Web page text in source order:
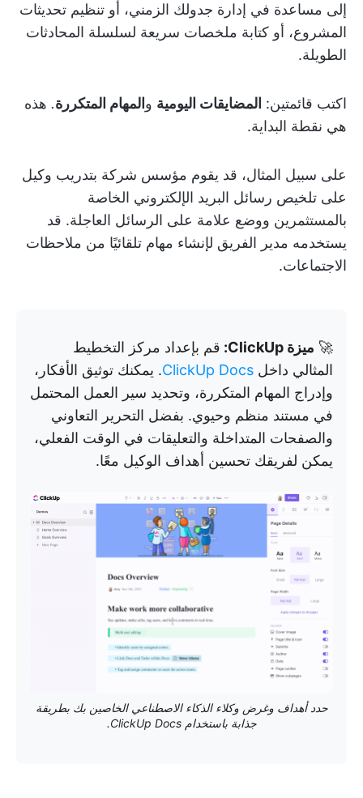
إلى مساعدة في إدارة جدولك الزمني، أو تنظيم تحديثات
المشروع، أو كتابة ملخصات سريعة لسلسلة المحادثات
الطويلة.
اكتب قائمتين: المضايقات اليومية و المهام المتكررة. هذه
هي نقطة البداية.
على سبيل المثال، قد يقوم مؤسس شركة بتدريب وكيل
على تلخيص رسائل البريد الإلكتروني الخاصة
بالمستثمرين ووضع علامة على الرسائل العاجلة. قد
يستخدمه مدير الفريق لإنشاء مهام تلقائيًا من ملاحظات
الاجتماعات.
🚀 ميزة ClickUp:
قم بإعداد مركز التخطيط
المثالي داخل ClickUp Docs. يمكنك توثيق الأفكار،
وإدراج المهام المتكررة، وتحديد سير العمل المحتمل
في مستند منظم وحيوي. بفضل التحرير التعاوني
والصفحات المتداخلة والتعليقات في الوقت الفعلي،
يمكن لفريقك تحسين أهداف الوكيل معًا.
حدد أهداف وغرض وكلاء الذكاء الاصطناعي الخاصين بك بطريقة
جذابة باستخدام ClickUp Docs.